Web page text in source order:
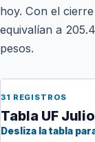
hoy. Con el
equivalían a
pesos.
31 REGISTROS
Tabla UF
Desliza la tabla